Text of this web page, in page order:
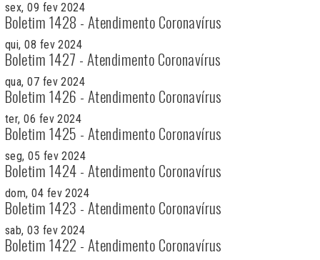
sex, 09 fev 2024
Boletim 1428 - Atendimento Coronavírus
qui, 08 fev 2024
Boletim 1427 - Atendimento Coronavírus
qua, 07 fev 2024
Boletim 1426 - Atendimento Coronavírus
ter, 06 fev 2024
Boletim 1425 - Atendimento Coronavírus
seg, 05 fev 2024
Boletim 1424 - Atendimento Coronavírus
dom, 04 fev 2024
Boletim 1423 - Atendimento Coronavírus
sab, 03 fev 2024
Boletim 1422 - Atendimento Coronavírus